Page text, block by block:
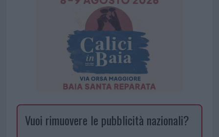
Vuoi rimuovere le pubblicità nazionali?